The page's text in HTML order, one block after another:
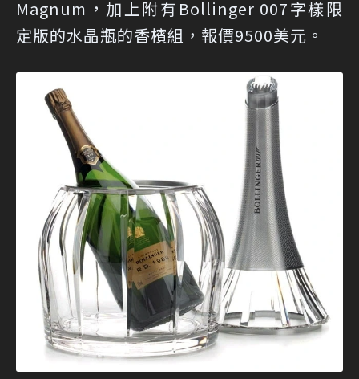
Magnum，加上附有Bollinger 007字樣限
定版的水晶瓶的香檳組，報價9500美元。